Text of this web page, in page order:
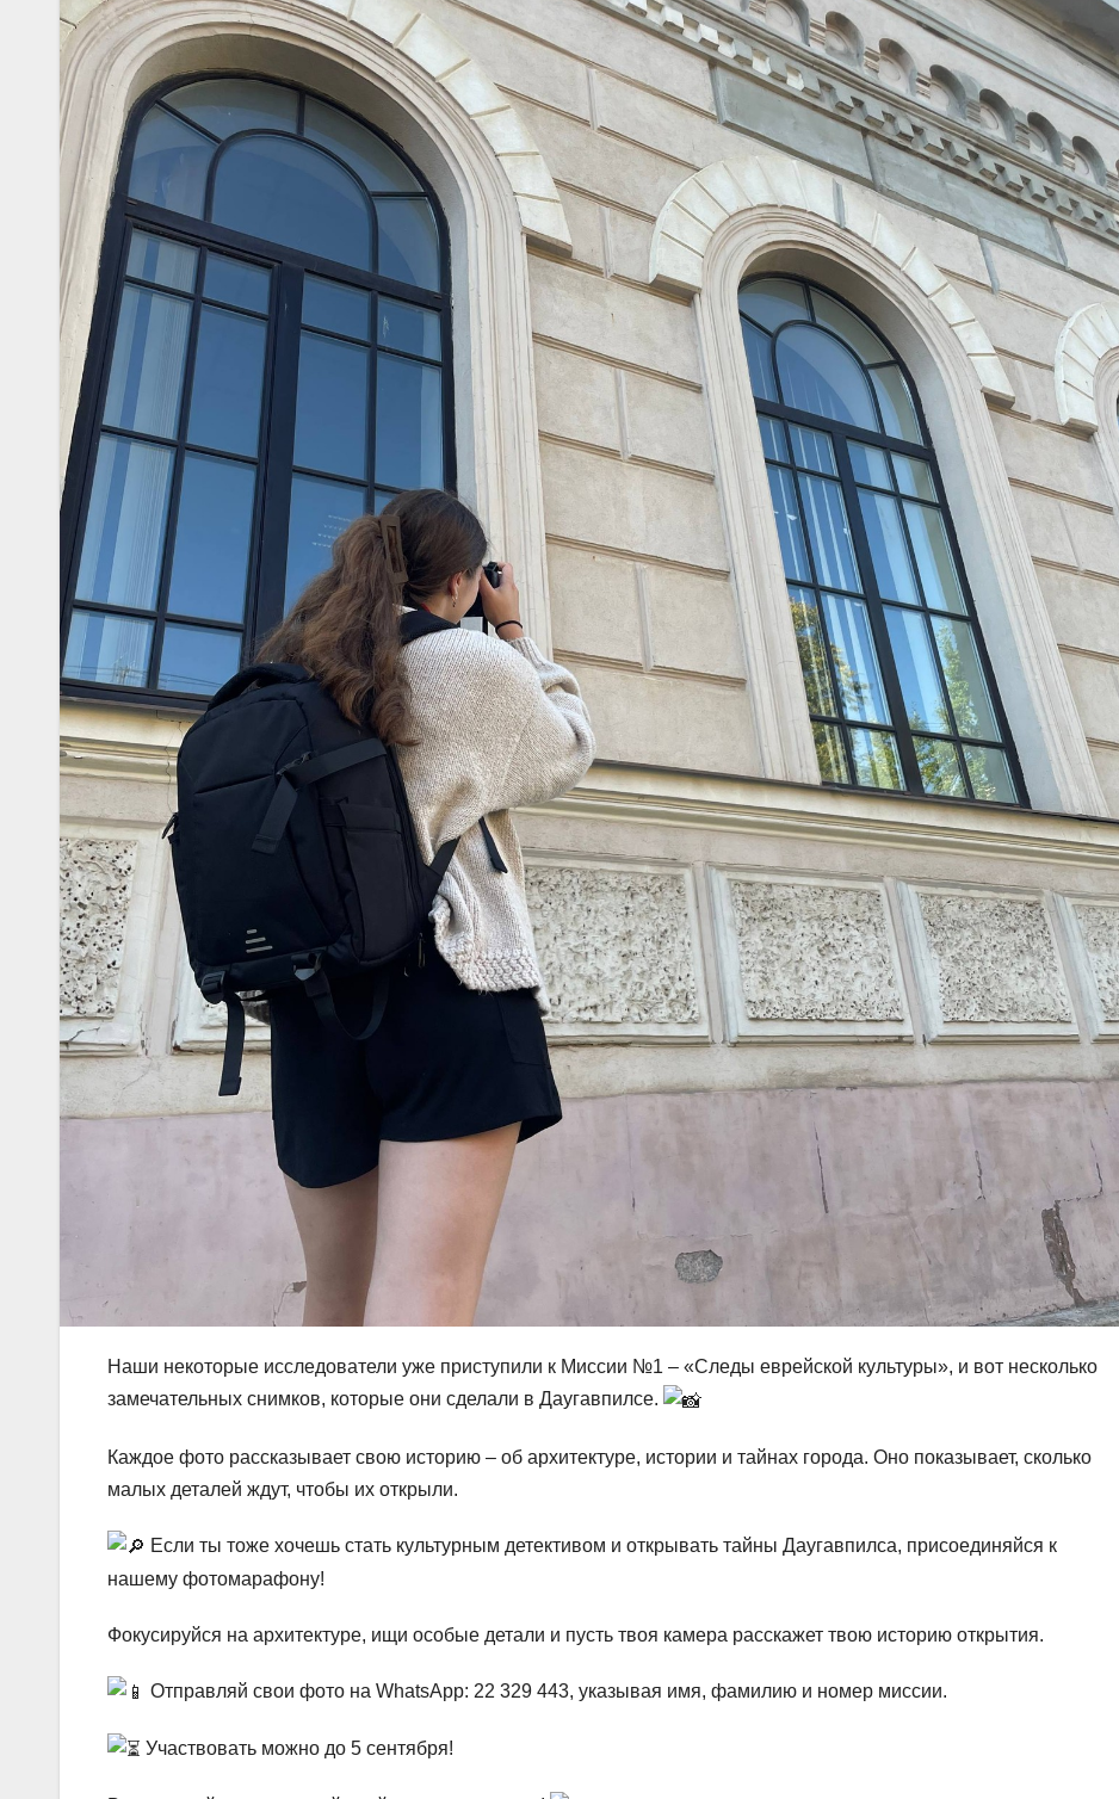
Наши некоторые исследователи уже приступили к Миссии №1 – «Следы еврейской культуры», и вот несколько
замечательных снимков, которые они сделали в Даугавпилсе.
Каждое фото рассказывает свою историю – об архитектуре, истории и тайнах города. Оно показывает, сколько
малых деталей ждут, чтобы их открыли.
Если ты тоже хочешь стать культурным детективом и открывать тайны Даугавпилса, присоединяйся к
нашему фотомарафону!
Фокусируйся на архитектуре, ищи особые детали и пусть твоя камера расскажет твою историю открытия.
Отправляй свои фото на WhatsApp: 22 329 443, указывая имя, фамилию и номер миссии.
Участвовать можно до 5 сентября!